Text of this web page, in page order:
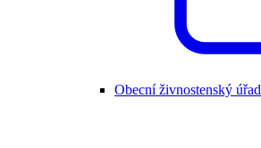
Obecní živnostenský úřad